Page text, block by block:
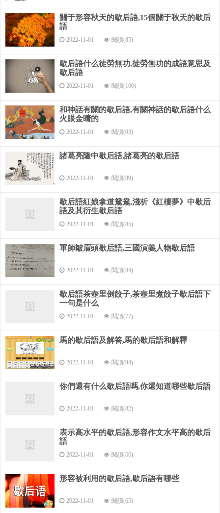
路上，他看到幾個孩子在玩玻璃球，他不覺手癢了，也擠
進去玩起來。他仍然按老樣子生活。
他“撲通”一聲跪下，哀求時光老人再給她一個青春。“我做
得到真正的生命。”
時光老人很生氣。從此，他給每個人的時間都是一樣，誰
（4分） 后悔（）央求（） 假若（）依然（） 2.在短文中
找出適當的詞語填空。（4分） （）地哭著哭得（）（）地問
（）著說 3.仿寫詞語。
苦苦哀求、（ ）.（ ）（ ）（3分） 4.讀了本文，你有什么
感受呢？（3分） 答： 。 第三部分 習作 （30分） 你能自己編
題目自定。
雪聲大雨聲小的歇后語
1.電燈照雪——明明白白 2.雪堆的山----好景不長 3.雪里埋
孩----藏不了幾天 4.雪人烤火----不知自己是啥做的 5.雪里埋石
不響 8.雪地里走路----一步一個腳印 9.老母犬坐在雪窩里——冒
充北極熊 10.雪中送碳——黑白分明 11.白開水泡雪--雪溶于水地
里走路---一步一個腳印12.冰天雪地發牢騷——冷言冷語.13.懷
關于形容秋天的歇后語,15個關于秋天的歇后
語
2022-11-01 閱讀(85)
歇后語什么徒勞無功,徒勞無功的成語意思及
歇后語
2022-11-01 閱讀(100)
和神話有關的歇后語,有關神話的歇后語什么
火眼金睛的
2022-11-01 閱讀(93)
諸葛亮隆中歇后語,諸葛亮的歇后語
2022-11-01 閱讀(89)
歇后語紅娘拿道鴛鴦,淺析《紅樓夢》中歇后
語及其衍生歇后語
2022-11-01 閱讀(85)
軍師皺眉頭歇后語,三國演義人物歇后語
2022-11-01 閱讀(84)
歇后語茶壺里倒餃子,茶壺里煮餃子歇后語下
一句是什么
2022-11-01 閱讀(77)
馬的歇后語及解答,馬的歇后語和解釋
2022-11-01 閱讀(94)
你們還有什么歇后語嗎,你還知道哪些歇后語
2022-11-01 閱讀(82)
表示高水平的歇后語,形容作文水平高的歇后
語
2022-11-01 閱讀(66)
形容被利用的歇后語,歇后語有哪些
2022-11-01 閱讀(65)